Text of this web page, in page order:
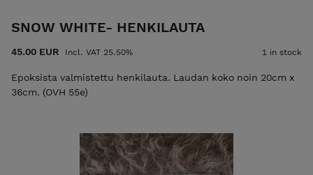
SNOW WHITE- HENKILAUTA
45.00 EUR Incl. VAT 25.50% 1 in stock
Epoksista valmistettu henkilauta. Laudan koko noin 20cm x
36cm. (OVH 55e)